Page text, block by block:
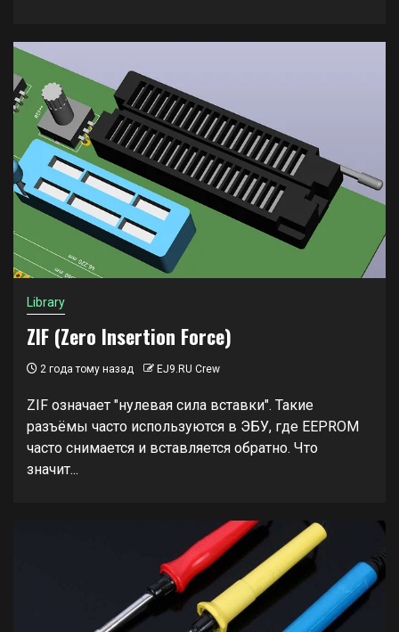
Library
ZIF (Zero Insertion Force)
2 года тому назад EJ9.RU Crew
ZIF означает "нулевая сила вставки". Такие
разъёмы часто используются в ЭБУ, где EEPROM
часто снимается и вставляется обратно. Что
значит...